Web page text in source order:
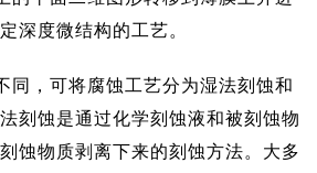
深度微结构的工艺。
同，可将腐蚀工艺分为湿法刻蚀和
刻蚀是通过化学刻蚀液和被刻蚀物
蚀物质剥离下来的刻蚀方法。大多